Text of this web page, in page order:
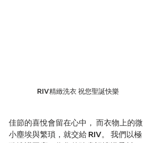
RIV精緻洗衣 祝您聖誕快樂
佳節的喜悅會留在心中， 而衣物上的微
小塵埃與繁瑣，就交給 RIV。 我們以極